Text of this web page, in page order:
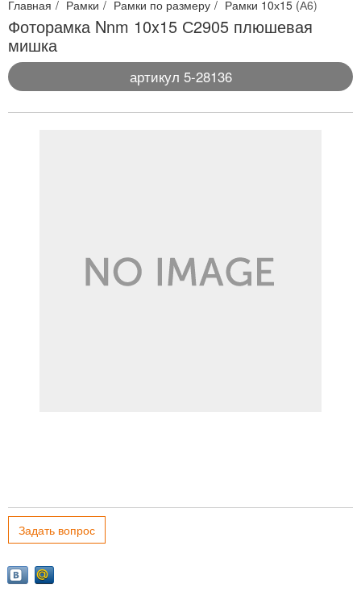
Главная Рамки Рамки по размеру Рамки 10х15 (А6)
Фоторамка Nnm 10x15 С2905 плюшевая
мишка
артикул 5-28136
Задать вопрос